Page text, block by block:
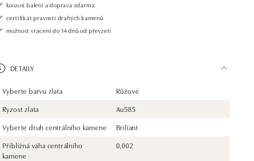
luxusní balení a doprava zdarma
certifikát pravosti drahých kamenů
možnost vrácení do 14 dnů od převzetí
DETAILY
Vyberte barvu zlata
Růžové
Ryzost zlata
Au585
Vyberte druh centrálního kamene
Briliant
Přibližná váha centrálního
kamene
0,002